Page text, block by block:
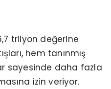
trilyon değerine
hem tanınmış
sayesinde daha fazla
izin veriyor.